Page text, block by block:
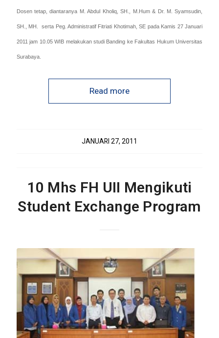
Dosen tetap, diantaranya M. Abdul Kholiq, SH., M.Hum & Dr. M. Syamsudin,
SH., MH. serta Peg. Administratif Fitriati Khotimah, SE pada Kamis 27 Januari
2011 jam 10.05 WIB melakukan studi Banding ke Fakultas Hukum Universitas
Surabaya.
Read more
JANUARI 27, 2011
10 Mhs FH UII Mengikuti
Student Exchange Program